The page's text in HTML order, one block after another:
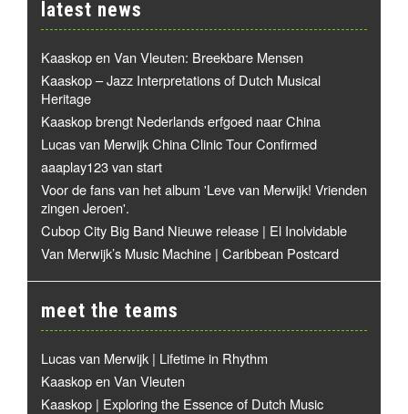
latest news
Kaaskop en Van Vleuten: Breekbare Mensen
Kaaskop – Jazz Interpretations of Dutch Musical
Heritage
Kaaskop brengt Nederlands erfgoed naar China
Lucas van Merwijk China Clinic Tour Confirmed
aaaplay123 van start
Voor de fans van het album 'Leve van Merwijk! Vrienden
zingen Jeroen'.
Cubop City Big Band Nieuwe release | El Inolvidable
Van Merwijk’s Music Machine | Caribbean Postcard
meet the teams
Lucas van Merwijk | Lifetime in Rhythm
Kaaskop en Van Vleuten
Kaaskop | Exploring the Essence of Dutch Music